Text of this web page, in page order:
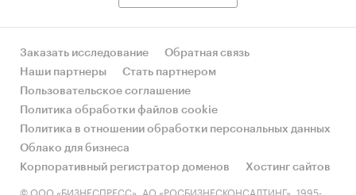
Заказать исследование
Обратная связь
Наши партнеры
Стать партнером
Пользовательское соглашение
Политика обработки файлов cookie
Политика в отношении обработки персональных данных
Облако для бизнеса
Корпоративный регистратор доменов
Хостинг сайтов
© ООО «БИЗНЕСПРЕСС», АО «РОСБИЗНЕСКОНСАЛТИНГ», 1995-